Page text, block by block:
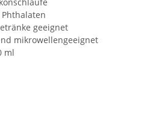
Phthalaten
geeignet
mikrowellengeeignet
ml